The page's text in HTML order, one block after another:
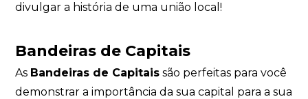
divulgar a história de uma união local!
Bandeiras de Capitais
As Bandeiras de Capitais são perfeitas para você
demonstrar a importância da sua capital para a sua